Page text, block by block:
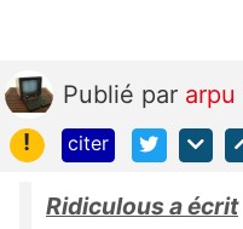
Publié par arpu
!
citer
Ridiculous a écrit